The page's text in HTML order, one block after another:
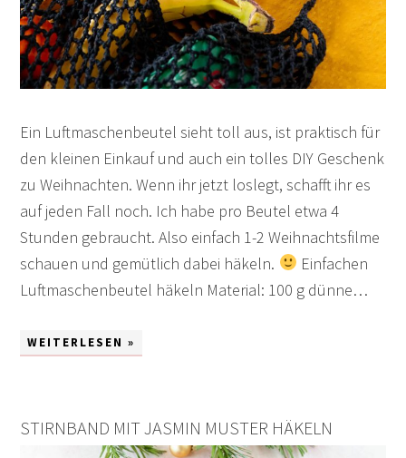
Ein Luftmaschenbeutel sieht toll aus, ist praktisch für
den kleinen Einkauf und auch ein tolles DIY Geschenk
zu Weihnachten. Wenn ihr jetzt loslegt, schafft ihr es
auf jeden Fall noch. Ich habe pro Beutel etwa 4
Stunden gebraucht. Also einfach 1-2 Weihnachtsfilme
schauen und gemütlich dabei häkeln.
Einfachen
Luftmaschenbeutel häkeln Material: 100 g dünne…
WEITERLESEN »
STIRNBAND MIT JASMIN MUSTER HÄKELN